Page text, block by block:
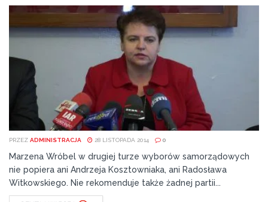
PRZEZ ADMINISTRACJA 28 LISTOPADA 2014 0
Marzena Wróbel w drugiej turze wyborów samorządowych
nie popiera ani Andrzeja Kosztowniaka, ani Radosława
Witkowskiego. Nie rekomenduje także żadnej partii...